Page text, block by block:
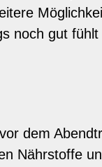
noch gut
dem
Nährstoffe